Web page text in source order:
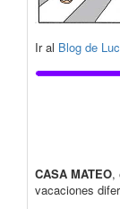
Ir al Blog de
CASA MATEO,
vacaciones